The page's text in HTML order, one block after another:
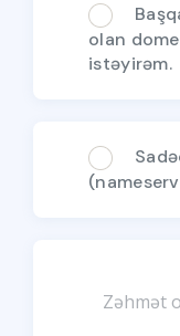
olan
istəyirəm.